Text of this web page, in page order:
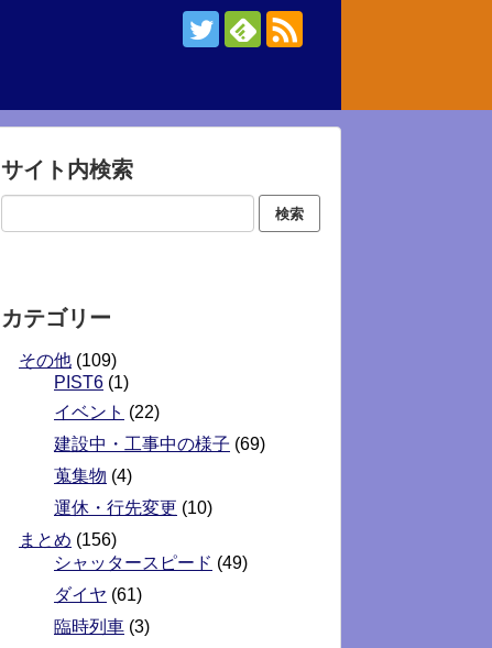
サイト内検索
カテゴリー
その他 (109)
PIST6 (1)
イベント (22)
建設中・工事中の様子 (69)
蒐集物 (4)
運休・行先変更 (10)
まとめ (156)
シャッタースピード (49)
ダイヤ (61)
臨時列車 (3)